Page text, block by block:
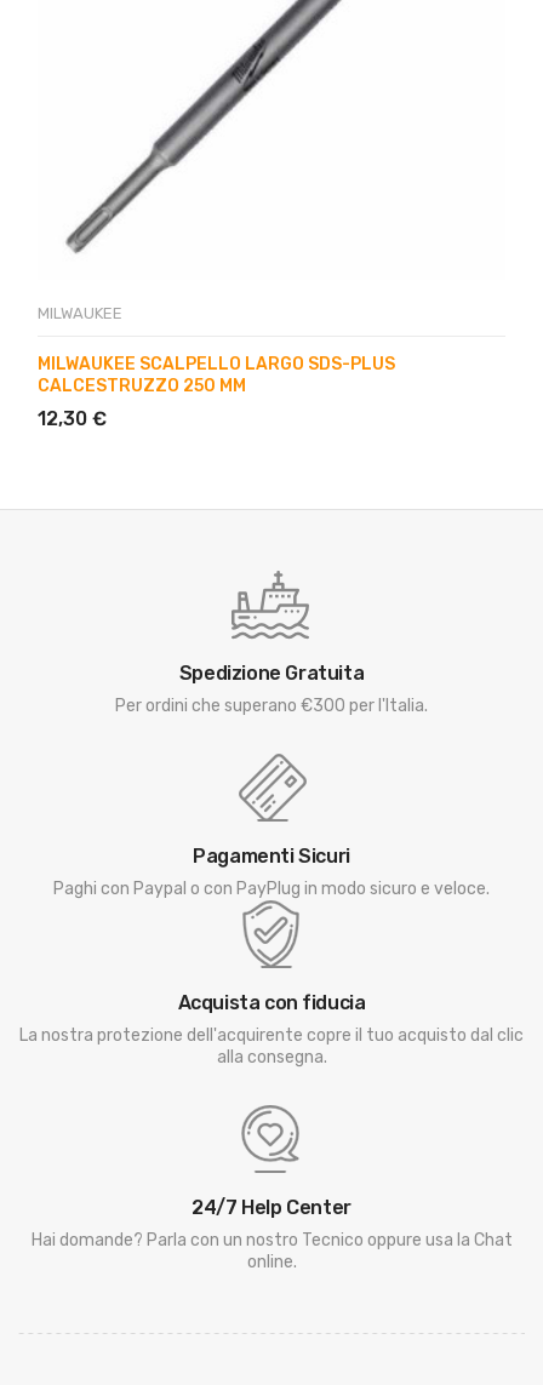
MILWAUKEE
MILWAUKEE SCALPELLO LARGO SDS-PLUS
CALCESTRUZZO 250 MM
12,30 €
Spedizione Gratuita
Per ordini che superano €300 per l'Italia.
Pagamenti Sicuri
Paghi con Paypal o con PayPlug in modo sicuro e veloce.
Acquista con fiducia
La nostra protezione dell'acquirente copre il tuo acquisto dal clic
alla consegna.
24/7 Help Center
Hai domande? Parla con un nostro Tecnico oppure usa la Chat
online.